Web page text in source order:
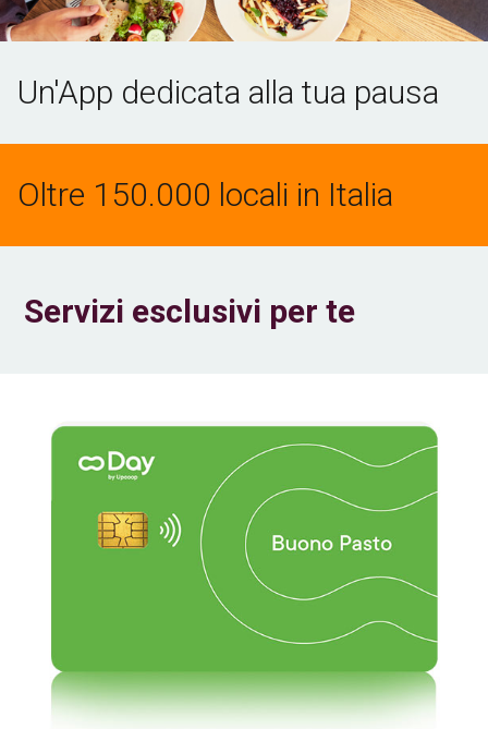
Un'App dedicata alla tua pausa
Oltre 150.000 locali in Italia
Servizi esclusivi per te